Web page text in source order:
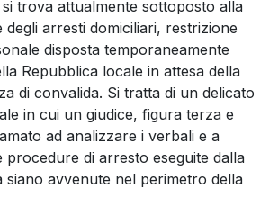
trova attualmente sottoposto alla
degli arresti domiciliari, restrizione
disposta temporaneamente
Repubblica locale in attesa della
di convalida. Si tratta di un delicato
in cui un giudice, figura terza e
ad analizzare i verbali e a
procedure di arresto eseguite dalla
siano avvenute nel perimetro della